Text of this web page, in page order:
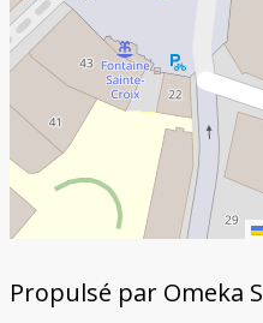
Propulsé par Omeka S